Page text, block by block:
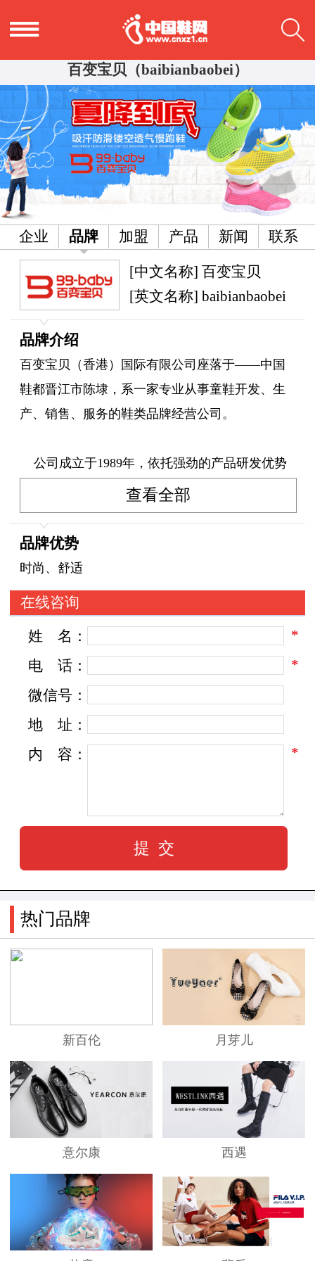
百变宝贝（baibianbaobei）
企业 品牌 加盟 产品 新闻 联系
[中文名称] 百变宝贝
[英文名称] baibianbaobei
品牌介绍
百变宝贝（香港）国际有限公司座落于——中国
鞋都晋江市陈埭，系一家专业从事童鞋开发、生
产、销售、服务的鞋类品牌经营公司。
公司成立于1989年，依托强劲的产品研发优势
和专业制鞋技术，历经十余年的风雨拼搏，现已
拥有二座现代化生产厂房二条国际先进水平的制
鞋流水线及检验设备，并吸纳了各类高素质人
才，技术型员工五百多人，公司已达到年产各类
之道的富利达公司，经过精心策划，整合强大的
品牌扩张实力，明年即将建设新的标准厂房和办
公大楼、宿舍生活区，同时公司还将导入全新品
牌VIS系统、CIS专卖形象系统及全新的品牌包
装、宣传形象，进一步加大品牌推广力度，提高
产品开发能力，从而提高产品的市场的竞争力，
最终赢得市场。对于未来的发展，我们充满信
期待着与新老客户和朋友，共同创造我们所追求
的企业价值、品牌价值、分离我们合作的成功，
查看全部
品牌优势
时尚、舒适
在线咨询
姓
名：
*
电
话：
*
微信号：
地
址：
内
容： *
热门品牌
新百伦 月芽儿
意尔康 西遇